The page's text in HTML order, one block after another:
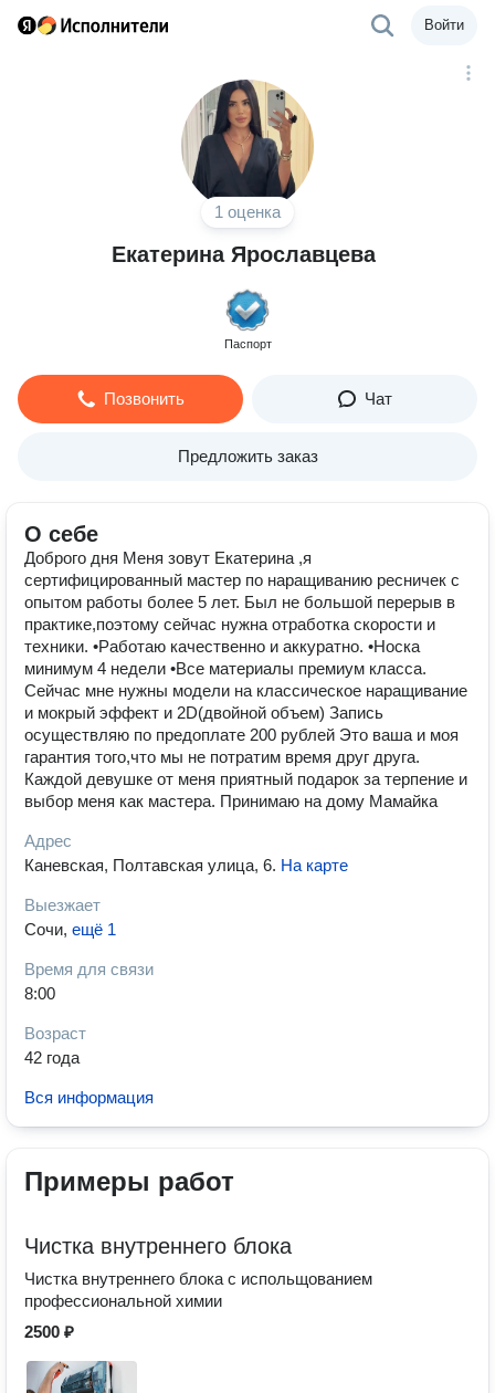
Войти
1 оценка
Екатерина Ярославцева
Паспорт
Позвонить Чат
Предложить заказ
О себе
Доброго дня Меня зовут Екатерина ,я
сертифицированный мастер по наращиванию ресничек с
опытом работы более 5 лет. Был не большой перерыв в
практике,поэтому сейчас нужна отработка скорости и
техники. •Работаю качественно и аккуратно. •Носка
минимум 4 недели •Все материалы премиум класса.
Сейчас мне нужны модели на классическое наращивание
и мокрый эффект и 2D(двойной объем) Запись
осуществляю по предоплате 200 рублей Это ваша и моя
гарантия того,что мы не потратим время друг друга.
Каждой девушке от меня приятный подарок за терпение и
выбор меня как мастера. Принимаю на дому Мамайка
Адрес
Каневская, Полтавская улица, 6. На карте
Выезжает
Сочи, ещё 1
Время для связи
8:00
Возраст
42 года
Вся информация
Примеры работ
Чистка внутреннего блока
Чистка внутреннего блока с испольщованием
профессиональной химии
2500 ₽